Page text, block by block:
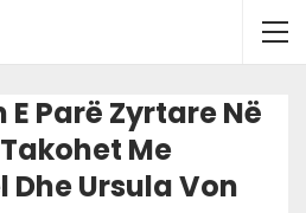
Parë Zyrtare Në
Me
Dhe Ursula Von